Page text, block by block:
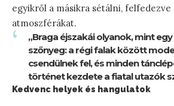
egyikről a másikra sétálni, felfedezve
atmoszférákat.
„Braga éjszakái olyanok, mint
szőnyeg: a régi falak között
csendülnek fel, és minden
történet kezdete a fiatal utazók
Kedvenc helyek és hangulatok